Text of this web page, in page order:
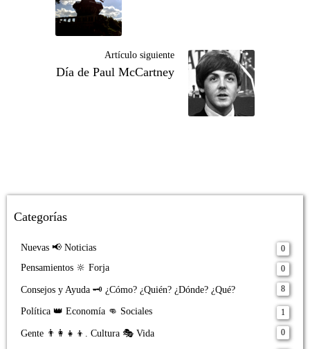
Artículo siguiente
Día de Paul McCartney
Categorías
Nuevas 📢 Noticias 0
Pensamientos 🔆 Forja 0
Consejos y Ayuda 🗝️ ¿Cómo? ¿Quién? ¿Dónde? ¿Qué? 8
Política 👑 Economía 👊 Sociales 1
Gente 👨‍👩‍👧‍👦. Cultura 🎭 Vida 0